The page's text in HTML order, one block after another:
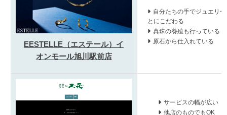
EESTELLE（エステール）イ
オンモール旭川駅前店
自分たちの手でジュエリ
とにこだわる
真珠の養殖も行っている
原石から仕入れている
サービスの幅が広い
他店のものでもOK